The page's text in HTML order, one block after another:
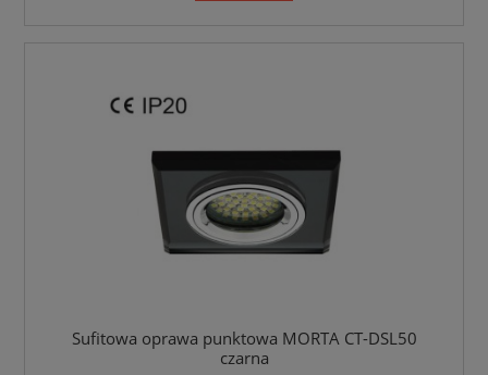
Sufitowa oprawa punktowa MORTA CT-DSL50
czarna